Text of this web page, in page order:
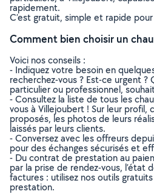
rapidement.
C’est gratuit, simple et rapide
Comment bien choisir un
Voici nos conseils :
- Indiquez votre besoin en
recherchez-vous ? Est-ce urgent
particulier ou professionnel,
- Consultez la liste de tous les
vous à Villejoubert ! Sur leur profil,
proposés, les photos de leurs
laissés par leurs clients.
- Conversez avec les offreurs
pour des échanges sécurisés et
- Du contrat de prestation au
par la prise de rendez-vous, l’état
factures : utilisez nos outils
prestation.